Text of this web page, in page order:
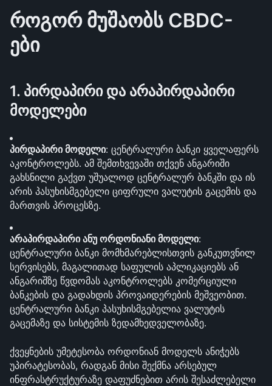
როგორ მუშაობს CBDC-
ები
1. პირდაპირი და არაპირდაპირი
მოდელები
პირდაპირი მოდელი: ცენტრალური ბანკი ყველაფერს
აკონტროლებს. ამ შემთხვევაში თქვენ ანგარიში
გახსნილი გაქვთ უშუალოდ ცენტრალურ ბანკში და ის
არის პასუხისმგებელი ციფრული ვალუტის გაცემის და
მართვის პროცესზე.
არაპირდაპირი ანუ ორდონიანი მოდელი:
ცენტრალური ბანკი მომხმარებლისთვის განკუთვნილ
სერვისებს, მაგალითად საფულის აპლიკაციებს ან
ანგარიშზე წვდომას აკონტროლებს კომერციული
ბანკების და გადახდის პროვაიდერების მეშვეობით.
ცენტრალური ბანკი პასუხისმგებელია ვალუტის
გაცემაზე და სისტემის ზედამხედველობაზე.
ქვეყნების უმეტესობა ორდონიან მოდელს ანიჭებს
უპირატესობას, რადგან მისი შექმნა არსებულ
ინფრასტრუქტურაზე დაფუძნებით არის შესაძლებელი